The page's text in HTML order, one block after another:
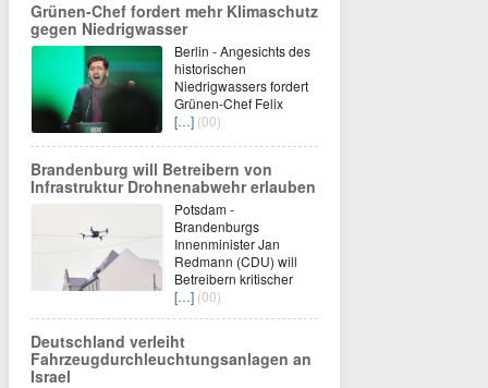
Grünen-Chef fordert mehr Klimaschutz
gegen Niedrigwasser
Berlin - Angesichts des
historischen
Niedrigwassers fordert
Grünen-Chef Felix
[…] (00)
Brandenburg will Betreibern von
Infrastruktur Drohnenabwehr erlauben
Potsdam -
Brandenburgs
Innenminister Jan
Redmann (CDU) will
Betreibern kritischer
[…] (00)
Deutschland verleiht
Fahrzeugdurchleuchtungsanlagen an
Israel